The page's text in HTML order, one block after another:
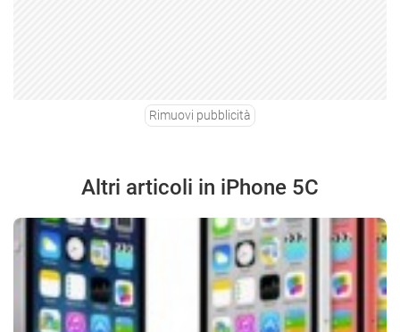
Rimuovi pubblicità
Altri articoli in iPhone 5C